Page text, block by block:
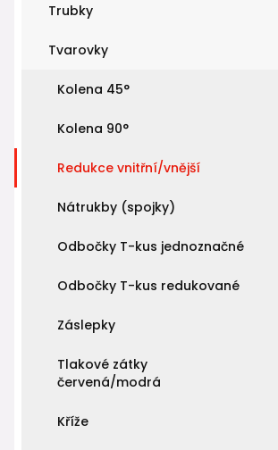
Trubky
Tvarovky
Kolena 45°
Kolena 90°
Redukce vnitřní/vnější
Nátrukby (spojky)
Odbočky T-kus jednoznačné
Odbočky T-kus redukované
Záslepky
Tlakové zátky
červená/modrá
Kříže